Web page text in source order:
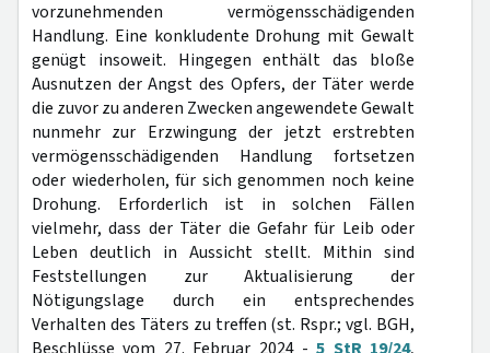
vorzunehmenden vermögensschädigenden
Handlung. Eine konkludente Drohung mit Gewalt
genügt insoweit. Hingegen enthält das bloße
Ausnutzen der Angst des Opfers, der Täter werde
die zuvor zu anderen Zwecken angewendete Gewalt
nunmehr zur Erzwingung der jetzt erstrebten
vermögensschädigenden Handlung fortsetzen
oder wiederholen, für sich genommen noch keine
Drohung. Erforderlich ist in solchen Fällen
vielmehr, dass der Täter die Gefahr für Leib oder
Leben deutlich in Aussicht stellt. Mithin sind
Feststellungen zur Aktualisierung der
Nötigungslage durch ein entsprechendes
Verhalten des Täters zu treffen (st. Rspr.; vgl. BGH,